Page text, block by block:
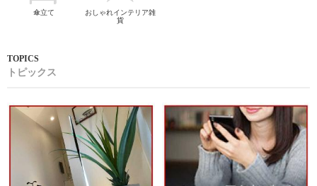
傘立て
おしゃれインテリア雑
貨
トピックス